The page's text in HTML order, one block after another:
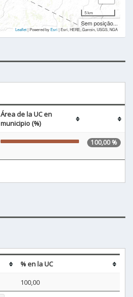
5 km
Sem posição...
Leaflet| Powered byEsri|Esri, HERE, Garmin, USGS, NGA
Área de la UC en
municipio (%)
100,00 %
% en la UC
100,00